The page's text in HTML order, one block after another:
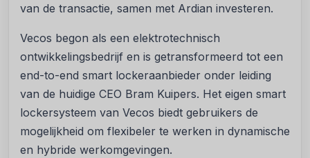
van de transactie, samen met Ardian investeren.
Vecos begon als een elektrotechnisch
ontwikkelingsbedrijf en is getransformeerd tot een
end-to-end smart lockeraanbieder onder leiding
van de huidige CEO Bram Kuipers. Het eigen smart
lockersysteem van Vecos biedt gebruikers de
mogelijkheid om flexibeler te werken in dynamische
en hybride werkomgevingen.